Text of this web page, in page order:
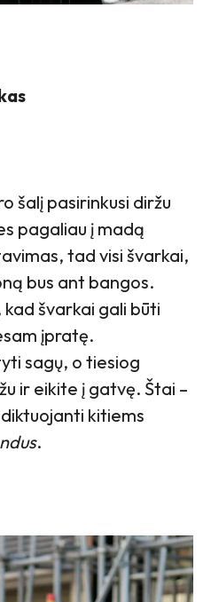
šalį pasirinkusi diržu
pagaliau į madą
tad visi švarkai,
bus ant bangos.
švarkai gali būti
įpratę.
sagų, o tiesiog
ir eikite į gatvę. Štai –
kitiems
.